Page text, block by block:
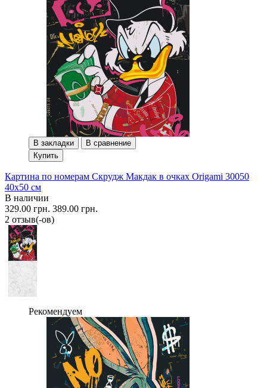
В закладки
В сравнение
Купить
Картина по номерам Скрудж Макдак в очках Origami 30050
40x50 см
В наличии
329.00 грн. 389.00 грн.
2 отзыв(-ов)
Рекомендуем